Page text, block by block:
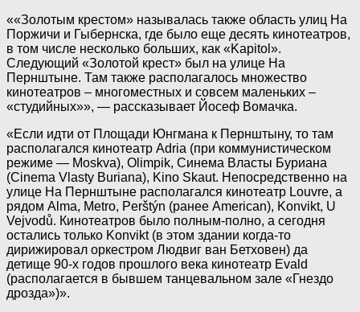
««Золотым крестом» называлась также область улиц На
Поржичи и Гыбернска, где было еще десять кинотеатров,
в том числе несколько больших, как «Kapitol».
Следующий «Золотой крест» был на улице На
Пернштыне. Там также располагалось множество
кинотеатров – многоместных и совсем маленьких –
«студийных»», — рассказывает Йосеф Вомачка.
«Если идти от Площади Юнгмана к Пернштыну, то там
располагался кинотеатр Adria (при коммунистическом
режиме — Moskva), Olimpik, Синема Власты Буриана
(Cinema Vlasty Buriana), Kino Skaut. Непосредственно на
улице На Пернштыне располагался кинотеатр Louvre, а
рядом Alma, Metro, Perštýn (ранее American), Konvikt, U
Vejvodů. Кинотеатров было полным-полно, а сегодня
остались только Konvikt (в этом здании когда-то
дирижировал оркестром Людвиг ван Бетховен) да
детище 90-х годов прошлого века кинотеатр Evald
(располагается в бывшем танцевальном зале «Гнездо
дрозда»)».